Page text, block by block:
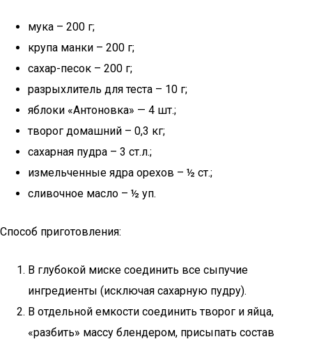
мука – 200 г;
крупа манки – 200 г;
сахар-песок – 200 г;
разрыхлитель для теста – 10 г;
яблоки «Антоновка» — 4 шт.;
творог домашний – 0,3 кг;
сахарная пудра – 3 ст.л.;
измельченные ядра орехов – ½ ст.;
сливочное масло – ½ уп.
Способ приготовления:
В глубокой миске соединить все сыпучие
ингредиенты (исключая сахарную пудру).
В отдельной емкости соединить творог и яйца,
«разбить» массу блендером, присыпать состав